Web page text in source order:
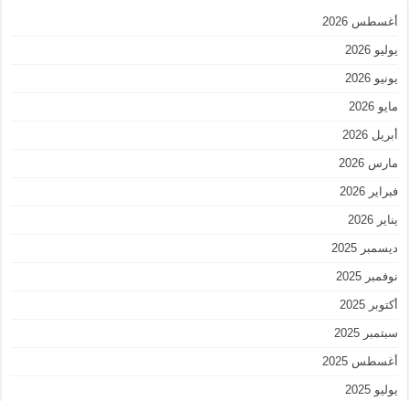
أغسطس 2026
يوليو 2026
يونيو 2026
مايو 2026
أبريل 2026
مارس 2026
فبراير 2026
يناير 2026
ديسمبر 2025
نوفمبر 2025
أكتوبر 2025
سبتمبر 2025
أغسطس 2025
يوليو 2025